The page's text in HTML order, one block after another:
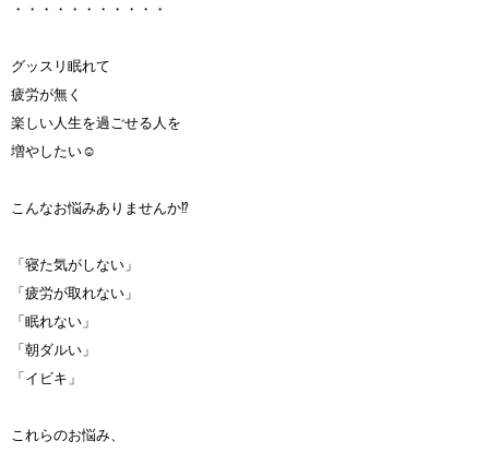
・・・・・・・・・・・
グッスリ眠れて
疲労が無く
楽しい人生を過ごせる人を
増やしたい☺️
こんなお悩みありませんか⁉️
「寝た気がしない」
「疲労が取れない」
「眠れない」
「朝ダルい」
「イビキ」
これらのお悩み、